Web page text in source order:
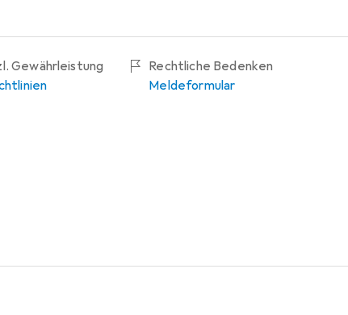
Gewährleistung
Rechtliche Bedenken
Meldeformular